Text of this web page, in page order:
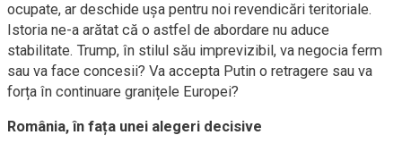
ocupate, ar deschide ușa pentru noi revendicări teritoriale.
Istoria ne-a arătat că o astfel de abordare nu aduce
stabilitate. Trump, în stilul său imprevizibil, va negocia ferm
sau va face concesii? Va accepta Putin o retragere sau va
forța în continuare granițele Europei?
România, în fața unei alegeri decisive